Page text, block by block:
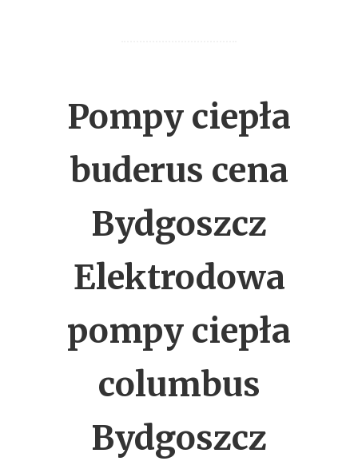
Pompy ciepła
buderus cena
Bydgoszcz
Elektrodowa
pompy ciepła
columbus
Bydgoszcz